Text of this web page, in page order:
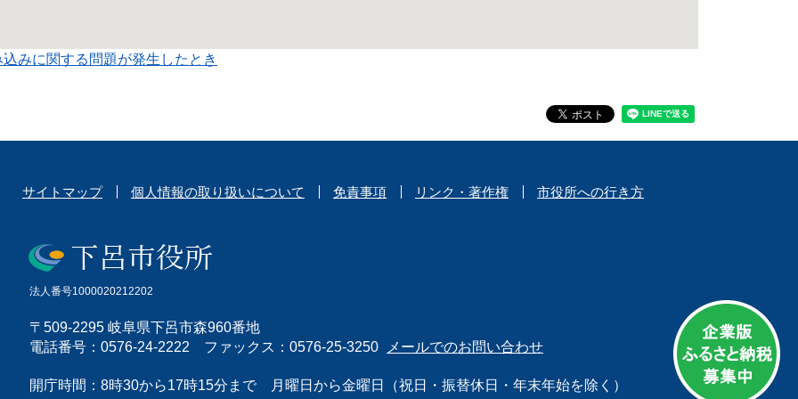
みに関する問題が発生したとき
サイトマップ 個人情報の取り扱いについて 免責事項 リンク・著作権 市役所への行き方
法人番号1000020212202
〒509-2295 岐阜県下呂市森960番地
電話番号：0576-24-2222 ファックス：0576-25-3250
メールでのお問い合わせ
開庁時間：8時30から17時15分まで 月曜日から金曜日（祝日・振替休日・年末年始を除く）